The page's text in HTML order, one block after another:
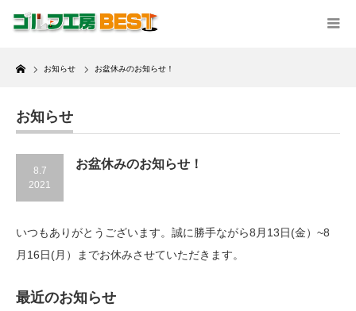
Home
お知らせ お盆休みのお知らせ！
お知らせ
8.7
2021
お盆休みのお知らせ！
いつもありがとうございます。誠に勝手ながら8月13日(金）~8
月16日(月）までお休みさせていただきます。
最近のお知らせ